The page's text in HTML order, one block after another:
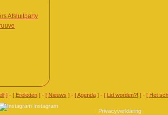
Afsluitparty
] - [ Ereleden] - [ Nieuws ] - [Agenda] - [ Lid worden?! ] - [ Het
Instagram
Privacyverklaring